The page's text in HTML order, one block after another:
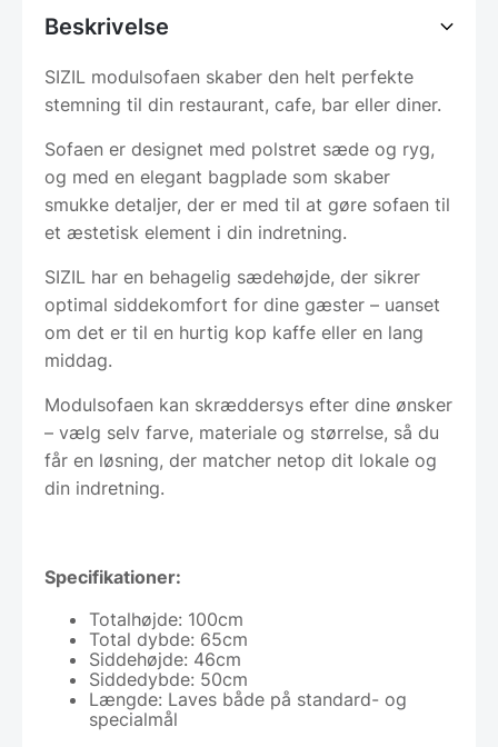
Beskrivelse
SIZIL modulsofaen skaber den helt perfekte
stemning til din restaurant, cafe, bar eller diner.
Sofaen er designet med polstret sæde og ryg,
og med en elegant bagplade som skaber
smukke detaljer, der er med til at gøre sofaen til
et æstetisk element i din indretning.
SIZIL har en behagelig sædehøjde, der sikrer
optimal siddekomfort for dine gæster – uanset
om det er til en hurtig kop kaffe eller en lang
middag.
Modulsofaen kan skræddersys efter dine ønsker
– vælg selv farve, materiale og størrelse, så du
får en løsning, der matcher netop dit lokale og
din indretning.
Specifikationer:
Totalhøjde: 100cm
Total dybde: 65cm
Siddehøjde: 46cm
Siddedybde: 50cm
Længde: Laves både på standard- og
specialmål